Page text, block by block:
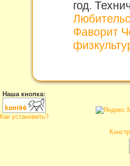
год.
Фаворит
Наша кнопка:
Как установить?